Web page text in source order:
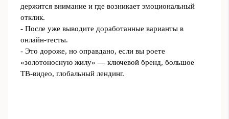
держится внимание и где возникает эмоциональный
отклик.
- После уже выводите доработанные варианты в
онлайн‑тесты.
- Это дороже, но оправдано, если вы роете
«золотоносную жилу» — ключевой бренд, большое
ТВ‑видео, глобальный лендинг.